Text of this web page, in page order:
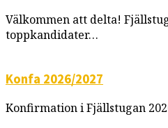
Välkommen att delta!
toppkandidater…
Konfa 2026/2027
Konfirmation i Fjällstugan